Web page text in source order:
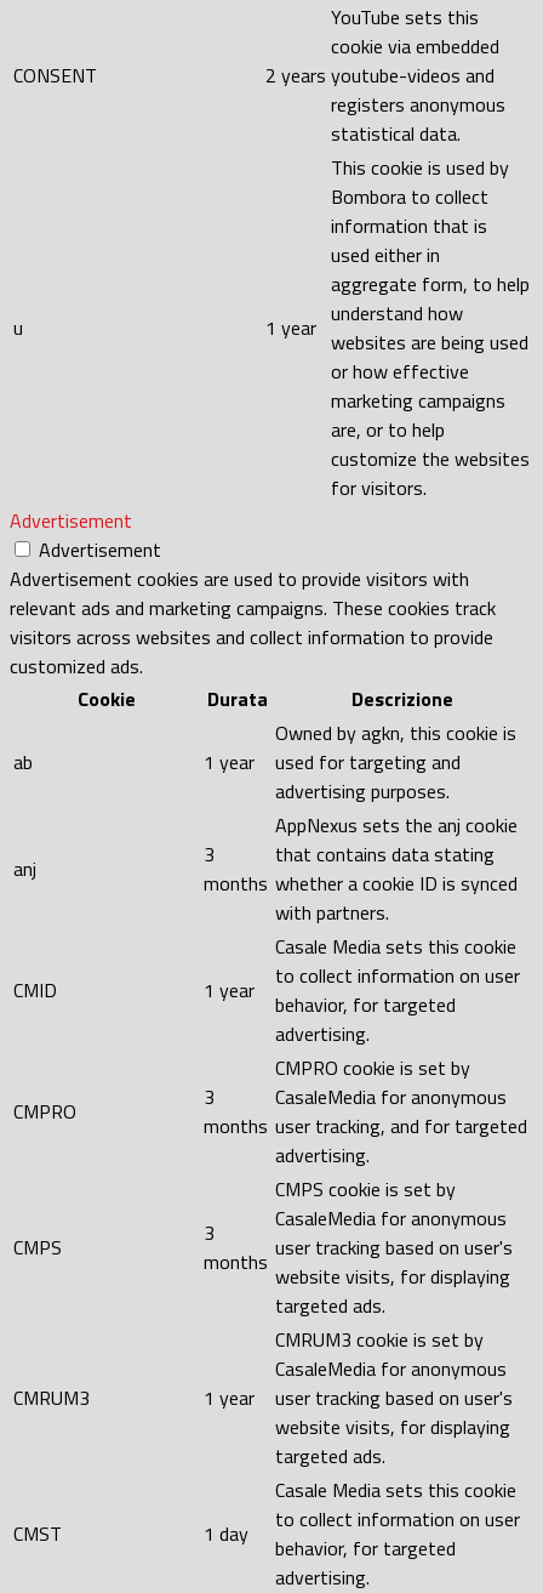
CONSENT 2 years
YouTube sets this
cookie via embedded
youtube-videos and
registers anonymous
statistical data.
u 1 year
This cookie is used by
Bombora to collect
information that is
used either in
aggregate form, to help
understand how
websites are being used
or how effective
marketing campaigns
are, or to help
customize the websites
for visitors.
Advertisement
Advertisement
Advertisement cookies are used to provide visitors with
relevant ads and marketing campaigns. These cookies track
visitors across websites and collect information to provide
customized ads.
Cookie
Durata Descrizione
ab 1 year
Owned by agkn, this cookie is
used for targeting and
advertising purposes.
anj
3
months
AppNexus sets the anj cookie
that contains data stating
whether a cookie ID is synced
with partners.
CMID 1 year
Casale Media sets this cookie
to collect information on user
behavior, for targeted
advertising.
CMPRO
3
months
CMPRO cookie is set by
CasaleMedia for anonymous
user tracking, and for targeted
advertising.
CMPS
3
months
CMPS cookie is set by
CasaleMedia for anonymous
user tracking based on user's
website visits, for displaying
targeted ads.
CMRUM3 1 year
CMRUM3 cookie is set by
CasaleMedia for anonymous
user tracking based on user's
website visits, for displaying
targeted ads.
CMST 1 day
Casale Media sets this cookie
to collect information on user
behavior, for targeted
advertising.